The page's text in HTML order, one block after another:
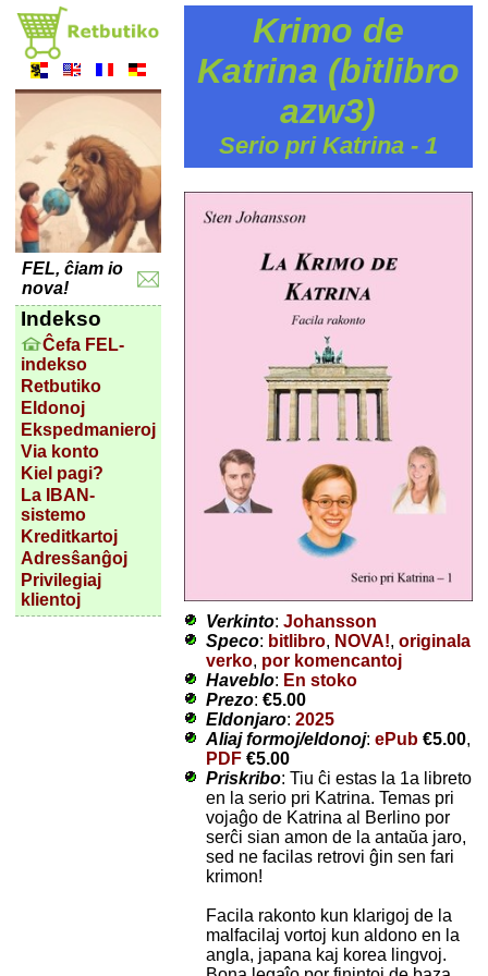
FEL, ĉiam io
nova!
Indekso
Ĉefa FEL-
indekso
Retbutiko
Eldonoj
Ekspedmanieroj
Via konto
Kiel pagi?
La IBAN-
sistemo
Kreditkartoj
Adresŝanĝoj
Privilegiaj
klientoj
Krimo de
Katrina (bitlibro
azw3)
Serio pri Katrina - 1
Verkinto: Johansson
Speco: bitlibro, NOVA!, originala
verko, por komencantoj
Haveblo: En stoko
Prezo: €5.00
Eldonjaro: 2025
Aliaj formoj/eldonoj: ePub €5.00,
PDF €5.00
Priskribo: Tiu ĉi estas la 1a libreto
en la serio pri Katrina. Temas pri
vojaĝo de Katrina al Berlino por
serĉi sian amon de la antaŭa jaro,
sed ne facilas retrovi ĝin sen fari
krimon!
Facila rakonto kun klarigoj de la
malfacilaj vortoj kun aldono en la
angla, japana kaj korea lingvoj.